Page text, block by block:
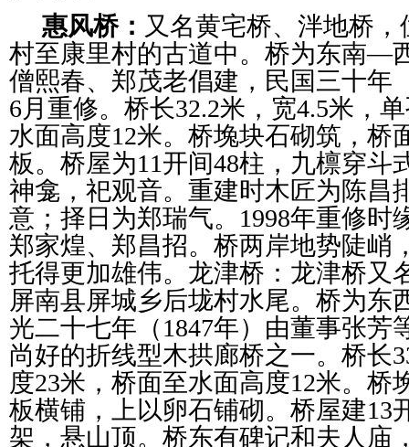
惠风桥： 又名黄宅桥、泮地桥
村至康里村的古道中。桥为东南—
僧熙春、郑茂老倡建，民国三十年
6月重修。桥长32.2米，宽4.5米，
水面高度12米。桥堍块石砌筑，桥
板。桥屋为11开间48柱，九檩穿斗
神龛，祀观音。重建时木匠为陈昌
意；择日为郑瑞气。1998年重修时
郑家煌、郑昌招。桥两岸地势陡峭
托得更加雄伟。龙津桥：龙津桥又
屏南县屏城乡后垅村水尾。桥为东
光二十七年（1847年）由董事张芳
尚好的折线型木拱廊桥之一。桥长
度23米，桥面至水面高度12米。桥
板横铺，上以卵石铺砌。桥屋建13
架，悬山顶。桥东有碑记和夫人庙